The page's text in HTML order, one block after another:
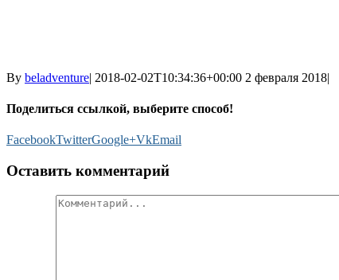
By beladventure| 2018-02-02T10:34:36+00:00 2 февраля 2018|
Поделиться ссылкой, выберите способ!
FacebookTwitterGoogle+VkEmail
Оставить комментарий